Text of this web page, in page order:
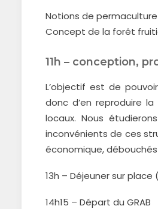
Notions de
Concept de la forêt
11h – conception,
L’objectif est de
donc d’en reproduire
locaux. Nous
inconvénients de ces
économique,
13h – Déjeuner sur
14h15 – Départ du GRAB